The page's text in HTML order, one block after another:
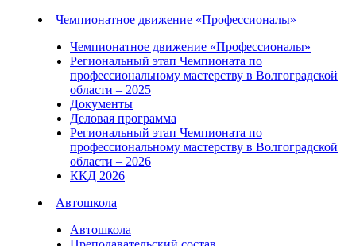
Чемпионатное движение «Профессионалы»
Чемпионатное движение «Профессионалы»
Региональный этап Чемпионата по
профессиональному мастерству в Волгоградской
области – 2025
Документы
Деловая программа
Региональный этап Чемпионата по
профессиональному мастерству в Волгоградской
области – 2026
ККД 2026
Автошкола
Автошкола